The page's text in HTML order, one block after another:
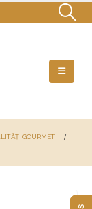
GOURMET